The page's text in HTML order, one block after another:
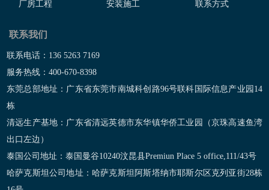
厂房工程 安装施工 联系方式
联系我们
联系电话：136 5263 7169
服务热线：400-670-8398
东莞总部地址：广东省东莞市南城科创路96号联科国际信息产业园14
栋
清远生产基地：广东省清远英德市东华镇华侨工业园（京珠高速鱼湾
出口左边）
泰国公司地址：泰国曼谷10240汶昆县Premiun Place 5 office,111/43号
哈萨克斯坦公司地址：哈萨克斯坦阿斯塔纳市耶斯尔区克列亚街28栋